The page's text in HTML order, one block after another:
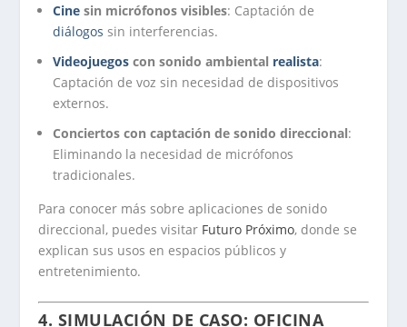
Cine sin micrófonos visibles: Captación de
diálogos sin interferencias.
Videojuegos con sonido ambiental realista:
Captación de voz sin necesidad de dispositivos
externos.
Conciertos con captación de sonido direccional:
Eliminando la necesidad de micrófonos
tradicionales.
Para conocer más sobre aplicaciones de sonido
direccional, puedes visitar Futuro Próximo, donde se
explican sus usos en espacios públicos y
entretenimiento.
4. SIMULACIÓN DE CASO: OFICINA